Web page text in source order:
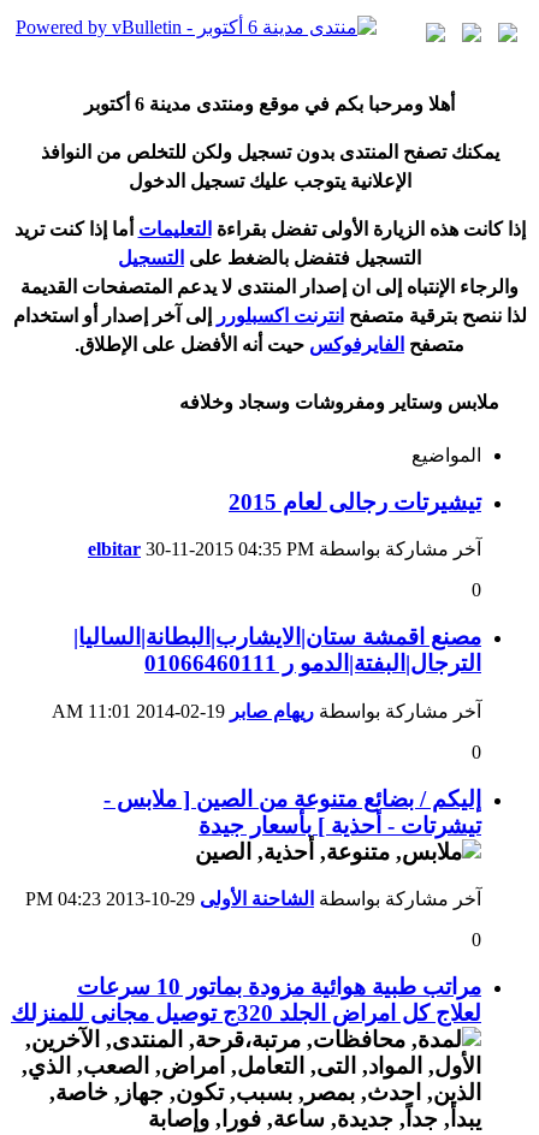
هلا ومرحبا بكم في موقع ومنتدى مدينة 6 أكتوبر
يمكنك تصفح المنتدى بدون تسجيل ولكن للتخلص من النوافذ
الإعلانية يتوجب عليك تسجيل الدخول
إذا كانت هذه الزيارة الأولى تفضل بقراءة التعليمات ما إذا كنت تريد
التسجيل فتفضل بالضغط على التسجيل
والرجاء الإنتباه إلى ان إصدار المنتدى لا يدعم المتصفحات القديمة
لذا ننصح بترقية متصفح انترنت اكسبلورر إلى آخر إصدار أو استخدام
متصفح الفايرفوكس حيت نه الأفضل على الإطلاق.
ملابس وستاير ومفروشات وسجاد وخلافه
المواضيع
تيشيرتات رجالى لعام 2015
آخر مشاركة بواسطة elbitar 30-11-2015 04:35 PM
0
مصنع اقمشة ستان|الايشارب|البطانة|الساليا|
الترجال|البفتة|الدمو ر 01066460111
آخر مشاركة بواسطة ريهام صابر
11:01 AM
0
إليكم / بضائع متنوعة من الصين [ ملابس -
تيشرتات - أحذية ] بأسعار جيدة
آخر مشاركة بواسطة الشاحنة الأولى
04:23 PM
0
مراتب طبية هوائية مزودة بماتور 10 سرعات
لعلاج كل امراض الجلد 320ج توصيل مجانى للمنزلك